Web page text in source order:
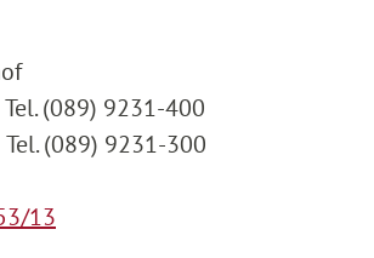
(089) 9231-400
(089) 9231-300
13